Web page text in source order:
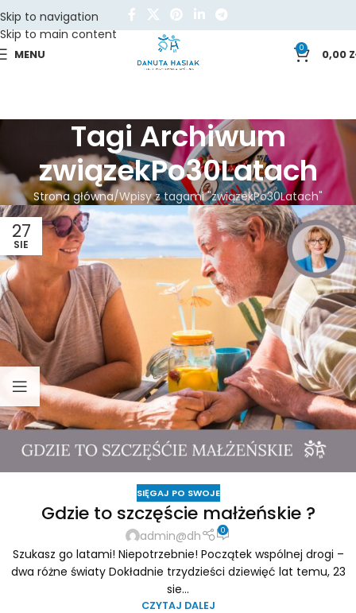
Skip to navigation
Skip to main content
MENU 0 0,00
Tagi Archiwum
związekPo30Latach
Strona główna Wpisy z tagami "związekPo30Latach"
27
SIE
SIĘGAJ PO SWOJE
Gdzie to szczęście małżeńskie ?
admin@dh 0
Szukasz go latami! Niepotrzebnie! Początek wspólnej drogi –
dwa różne światy Dokładnie trzydzieści dziewięć lat temu, 23
sie...
CZYTAJ DALEJ